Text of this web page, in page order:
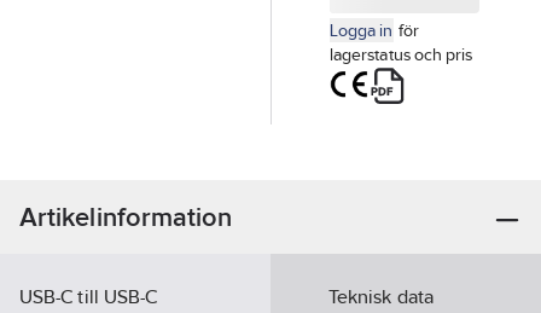
Logga in för
lagerstatus och pris
Artikelinformation
USB-C till USB-C
Teknisk data